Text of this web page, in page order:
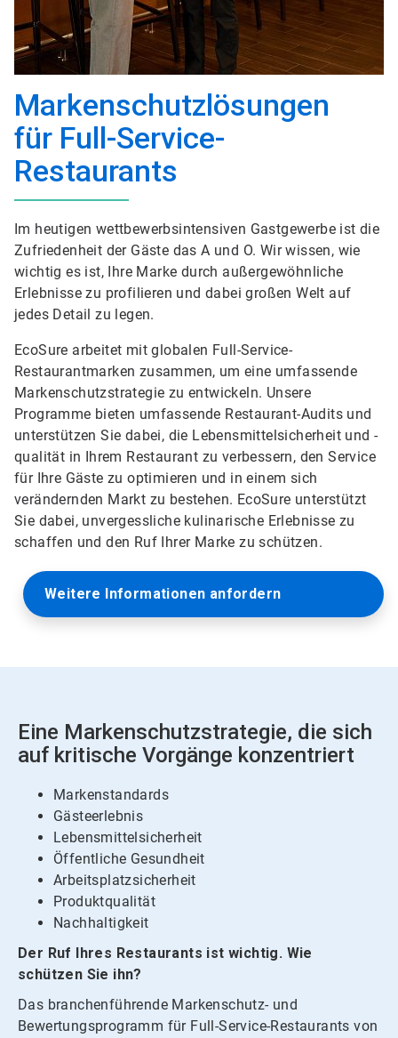
Markenschutzlösungen
für Full-Service-
Restaurants
Im heutigen wettbewerbsintensiven Gastgewerbe ist die
Zufriedenheit der Gäste das A und O. Wir wissen, wie
wichtig es ist, Ihre Marke durch außergewöhnliche
Erlebnisse zu profilieren und dabei großen Welt auf
jedes Detail zu legen.
EcoSure arbeitet mit globalen Full-Service-
Restaurantmarken zusammen, um eine umfassende
Markenschutzstrategie zu entwickeln. Unsere
Programme bieten umfassende Restaurant-Audits und
unterstützen Sie dabei, die Lebensmittelsicherheit und -
qualität in Ihrem Restaurant zu verbessern, den Service
für Ihre Gäste zu optimieren und in einem sich
verändernden Markt zu bestehen. EcoSure unterstützt
Sie dabei, unvergessliche kulinarische Erlebnisse zu
schaffen und den Ruf Ihrer Marke zu schützen.
Weitere Informationen anfordern
Eine Markenschutzstrategie, die sich
auf kritische Vorgänge konzentriert
Markenstandards
Gästeerlebnis
Lebensmittelsicherheit
Öffentliche Gesundheit
Arbeitsplatzsicherheit
Produktqualität
Nachhaltigkeit
Der Ruf Ihres Restaurants ist wichtig.​​​​​​​ Wie
schützen Sie ihn?​​​​​​​
Das branchenführende Markenschutz- und
Bewertungsprogramm für Full-Service-Restaurants von